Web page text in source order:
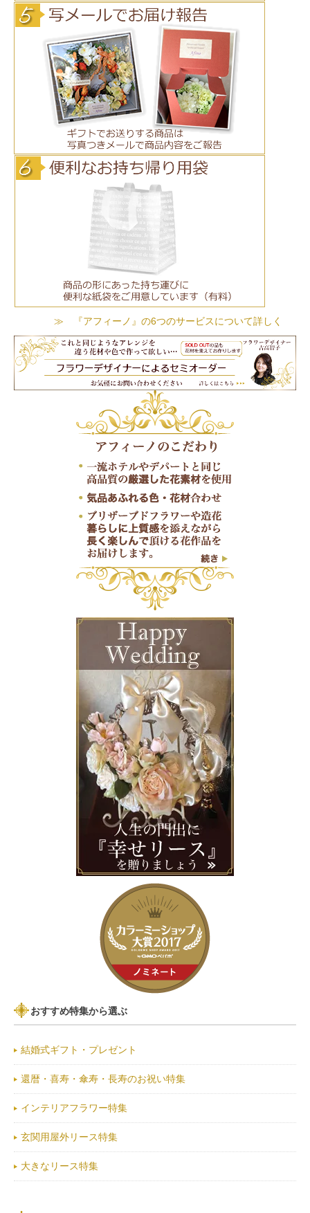
≫ 『アフィーノ』の6つのサービスについて詳しく
おすすめ特集から選ぶ
結婚式ギフト・プレゼント
還暦・喜寿・傘寿・長寿のお祝い特集
インテリアフラワー特集
玄関用屋外リース特集
大きなリース特集